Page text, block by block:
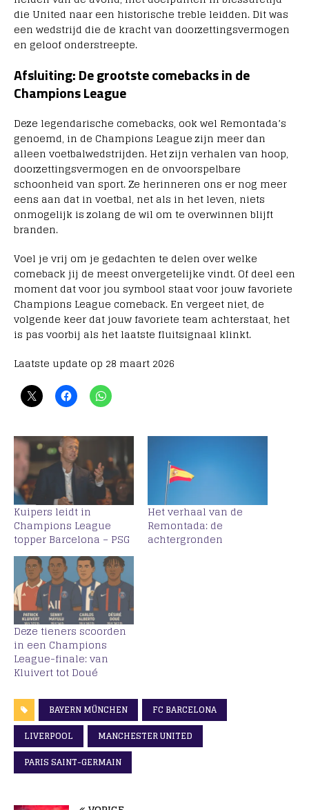
die United naar een historische treble leidden. Dit was
een wedstrijd die de kracht van doorzettingsvermogen
en geloof onderstreepte.
Afsluiting: De grootste comebacks in de
Champions League
Deze legendarische comebacks, ook wel Remontada’s
genoemd, in de Champions League zijn meer dan
alleen voetbalwedstrijden. Het zijn verhalen van hoop,
doorzettingsvermogen en de onvoorspelbare
schoonheid van sport. Ze herinneren ons er nog meer
eens aan dat in voetbal, net als in het leven, niets
onmogelijk is zolang de wil om te overwinnen blijft
branden.
Voel je vrij om je gedachten te delen over welke
comeback jij de meest onvergetelijke vindt. Of deel een
moment dat voor jou symbool staat voor jouw favoriete
Champions League comeback. En vergeet niet, de
volgende keer dat jouw favoriete team achterstaat, het
is pas voorbij als het laatste fluitsignaal klinkt.
Laatste update op 28 maart 2026
Kuipers leidt in
Champions League
topper Barcelona – PSG
Het verhaal van de
Remontada: de
achtergronden
Deze tieners scoorden
in een Champions
League-finale: van
Kluivert tot Doué
BAYERN MÜNCHEN
FC BARCELONA
LIVERPOOL
MANCHESTER UNITED
PARIS SAINT-GERMAIN